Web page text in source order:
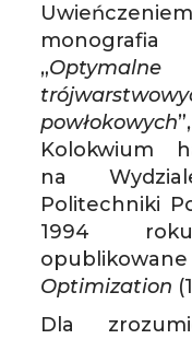
„
powłokowych
Kolokwium
na
Politechniki
1994
opublikowane
Optimization
Dla